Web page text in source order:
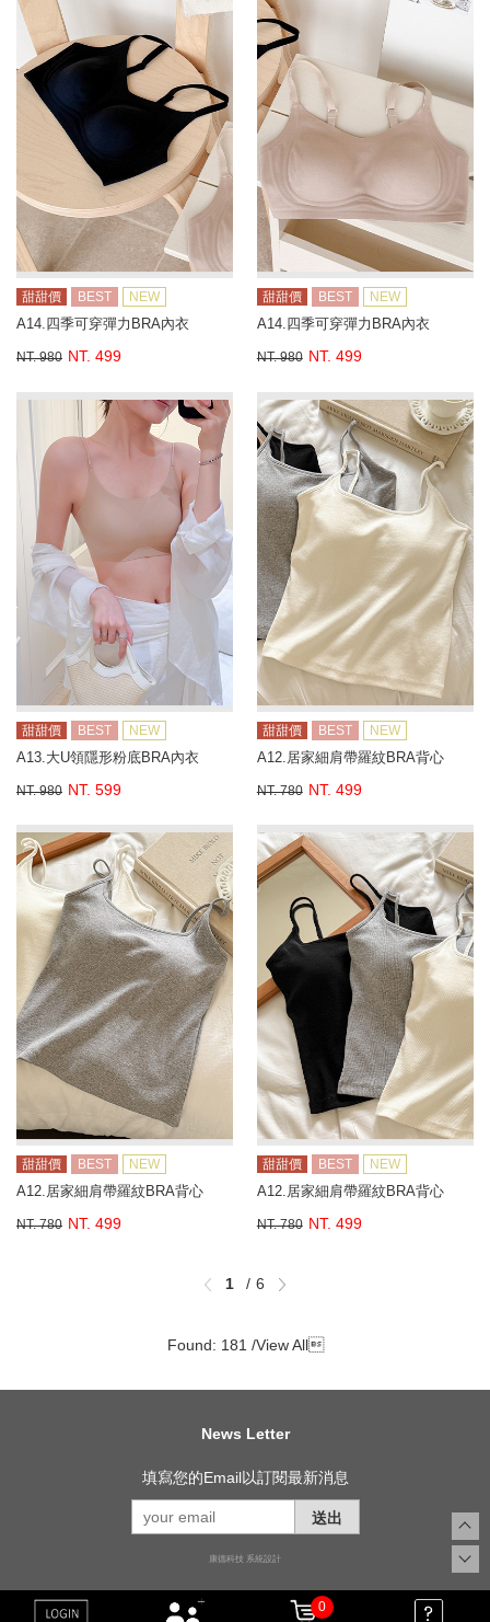
甜甜價 BEST NEW
A14.四季可穿彈力BRA內衣
NT. 980 NT. 499
甜甜價 BEST NEW
A14.四季可穿彈力BRA內衣
NT. 980 NT. 499
甜甜價 BEST NEW
A13.大U領隱形粉底BRA內衣
NT. 980 NT. 599
甜甜價 BEST NEW
A12.居家細肩帶羅紋BRA背心
NT. 780 NT. 499
甜甜價 BEST NEW
A12.居家細肩帶羅紋BRA背心
NT. 780 NT. 499
甜甜價 BEST NEW
A12.居家細肩帶羅紋BRA背心
NT. 780 NT. 499
1 6
Found: 181 /View All
News Letter
填寫您的Email以訂閱最新消息
送出
康德科技 系統設計
0